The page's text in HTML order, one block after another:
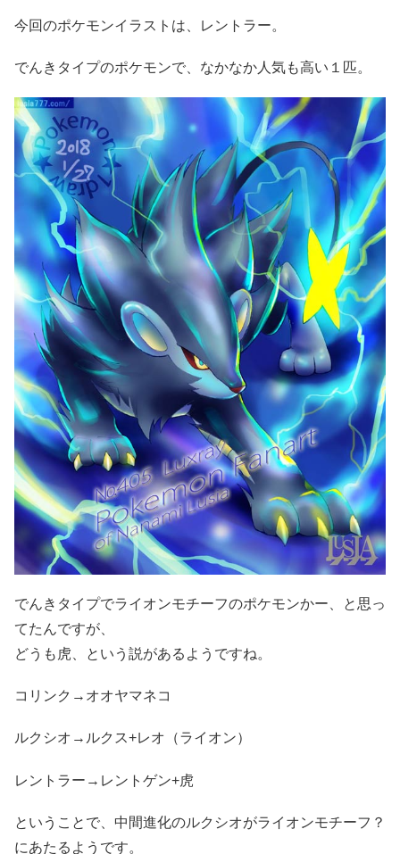
今回のポケモンイラストは、レントラー。
でんきタイプのポケモンで、なかなか人気も高い１匹。
でんきタイプでライオンモチーフのポケモンかー、と思っ
てたんですが、
どうも虎、という説があるようですね。
コリンク→オオヤマネコ
ルクシオ→ルクス+レオ（ライオン）
レントラー→レントゲン+虎
ということで、中間進化のルクシオがライオンモチーフ？
にあたるようです。